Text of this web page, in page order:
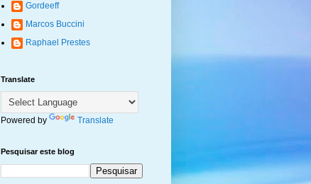
Gordeeff
Marcos Buccini
Raphael Prestes
Translate
Powered by Translate
Pesquisar este blog